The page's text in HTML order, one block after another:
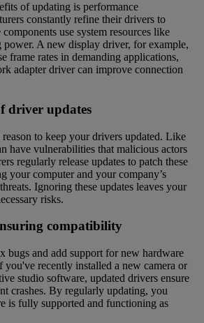
of updating is performance
constantly refine their drivers to
use system resources like
power. A new display driver, for example,
frame rates in demanding applications,
adapter driver can improve connection
driver updates
to keep your drivers updated. Like
have vulnerabilities that malicious actors
regularly release updates to patch these
your computer and your company’s
Ignoring these updates leaves your
risks.
compatibility
bugs and add support for new hardware
you've recently installed a new camera or
studio software, updated drivers ensure
crashes. By regularly updating, you
is fully supported and functioning as